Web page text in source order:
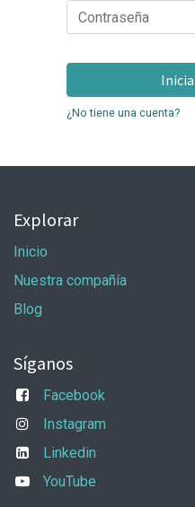
¿No tiene una cuenta?
Explorar
Inicio
Nuestra compañía
Blog
Síganos
Facebook
Instagram
Linkedin
YouTube